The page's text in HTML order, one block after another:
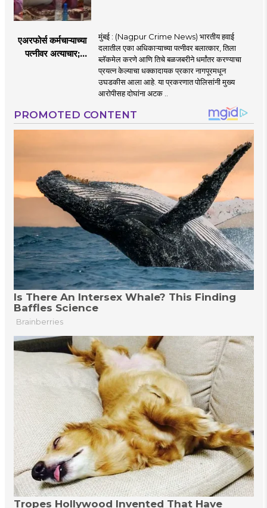
एअरफोर्स कर्मचाऱ्याच्या
पत्नीवर अत्याचार;
मुंबई : (Nagpur Crime News) भारतीय हवाई
दलातील एका अधिकाऱ्याच्या पत्नीवर बलात्कार, तिला
ब्लॅकमेल करणे आणि तिचे बळजबरीने धर्मांतर करण्याचा
प्रयत्न केल्याचा धक्कादायक प्रकार नागपूरमधून
उघडकीस आला आहे. या प्रकरणात पोलिसांनी मुख्य
आरोपीसह दोघांना अटक ..